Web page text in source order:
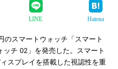
LINE Hatena
スマートウォッチ「スマート
チ 02」を発売した。スマート
スプレイを搭載した視認性を重